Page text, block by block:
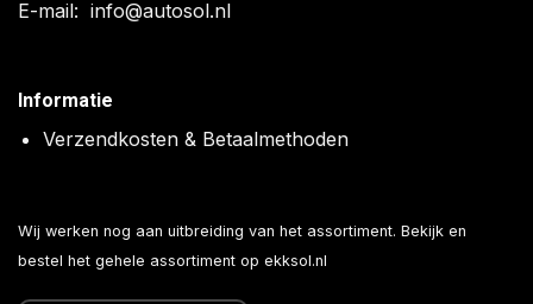
E-mail: info@autosol.nl
Informatie
Verzendkosten & Betaalmethoden
Wij werken nog aan uitbreiding van het assortiment. Bekijk en
bestel het gehele assortiment op ekksol.nl